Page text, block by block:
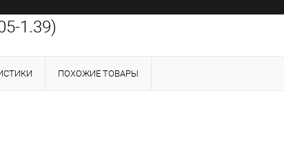
1.39)
ПОХОЖИЕ ТОВАРЫ